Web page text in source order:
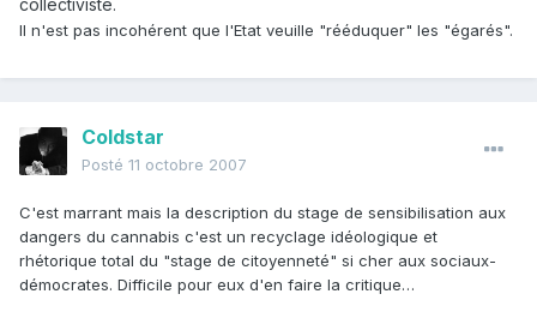
collectiviste.
Il n'est pas incohérent que l'Etat veuille "rééduquer" les "égarés".
Coldstar
Posté 11 octobre 2007
C'est marrant mais la description du stage de sensibilisation aux
dangers du cannabis c'est un recyclage idéologique et
rhétorique total du "stage de citoyenneté" si cher aux sociaux-
démocrates. Difficile pour eux d'en faire la critique…